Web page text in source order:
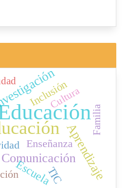
ComunicaciónAprendizaje
Escuela
Inclusión
Enseñanza
TIC
Familia
Cultura